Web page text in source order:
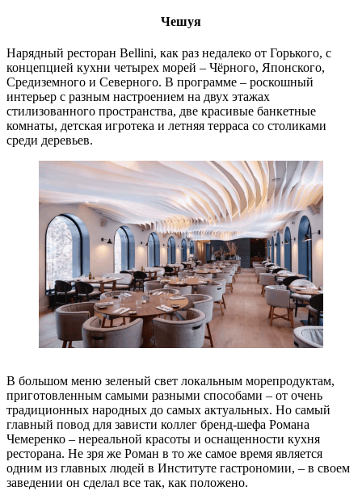
Чешуя
Нарядный ресторан Bellini, как раз недалеко от Горького, с
концепцией кухни четырех морей – Чёрного, Японского,
Средиземного и Северного. В программе – роскошный
интерьер с разным настроением на двух этажах
стилизованного пространства, две красивые банкетные
комнаты, детская игротека и летняя терраса со столиками
среди деревьев.
В большом меню зеленый свет локальным морепродуктам,
приготовленным самыми разными способами – от очень
традиционных народных до самых актуальных. Но самый
главный повод для зависти коллег бренд-шефа Романа
Чемеренко – нереальной красоты и оснащенности кухня
ресторана. Не зря же Роман в то же самое время является
одним из главных людей в Институте гастрономии, – в своем
заведении он сделал все так, как положено.